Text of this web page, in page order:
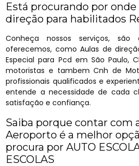
Está procurando por onde
direção para habilitados
Conheça nossos serviços, são
oferecemos, como Aulas de
Especial para Pcd em São Paulo,
motoristas e tambem Cnh de
profissionais qualificados e
entende a necessidade de cada
satisfação e confiança.
Saiba porque contar com
Aeroporto é a melhor
procura por AUTO
ESCOLAS